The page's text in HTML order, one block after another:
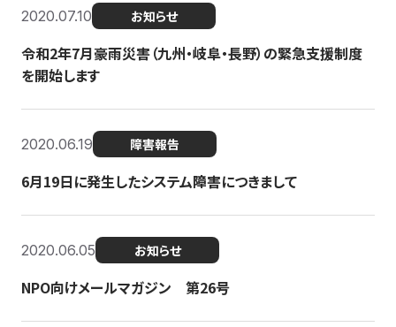
2020.07.10 お知らせ
令和2年7月豪雨災害（九州・岐阜・長野）の緊急支援制度
を開始します
2020.06.19 障害報告
6月19日に発生したシステム障害につきまして
2020.06.05 お知らせ
NPO向けメールマガジン 第26号